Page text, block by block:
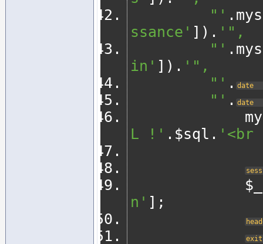
         "'
.
ssance' ]). '",
         "'
.
in' ]). '",
         "'
. date
         "'
. date
L !' . $sql . '<br
n' ];
exit